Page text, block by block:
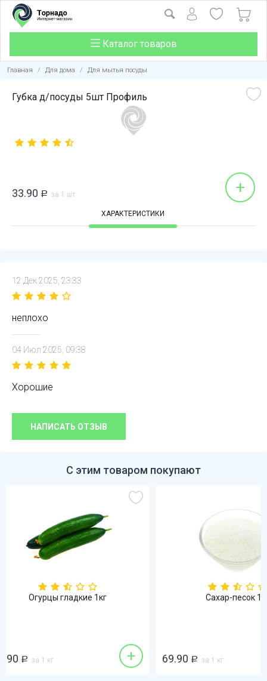
Каталог товаров
Главная / Для дома / Для мытья посуды
Губка д/посуды 5шт Профиль
33.90 Р за 1 шт +
ХАРАКТЕРИСТИКИ
12 Дек 2025, 23:33
неплохо
04 Июл 2025, 09:38
Хорошие
НАПИСАТЬ ОТЗЫВ
С этим товаром покупают
+ за 1 кг +